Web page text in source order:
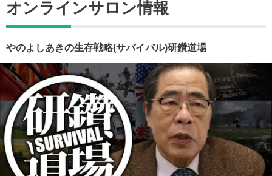
オンラインサロン情報
やのよしあきの生存戦略(サバイバル)研鑽道場